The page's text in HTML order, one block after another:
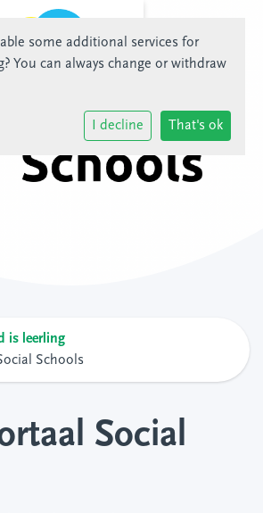
is leerling
Schools
Social
some additional services for
? You can always change or withdraw
I decline That's ok